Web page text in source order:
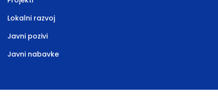
Lokalni razvoj
Javni pozivi
Javni nabavke